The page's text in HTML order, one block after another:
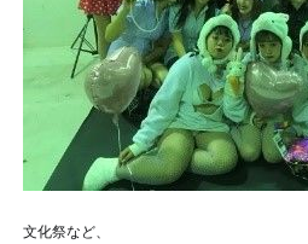
文化祭など、